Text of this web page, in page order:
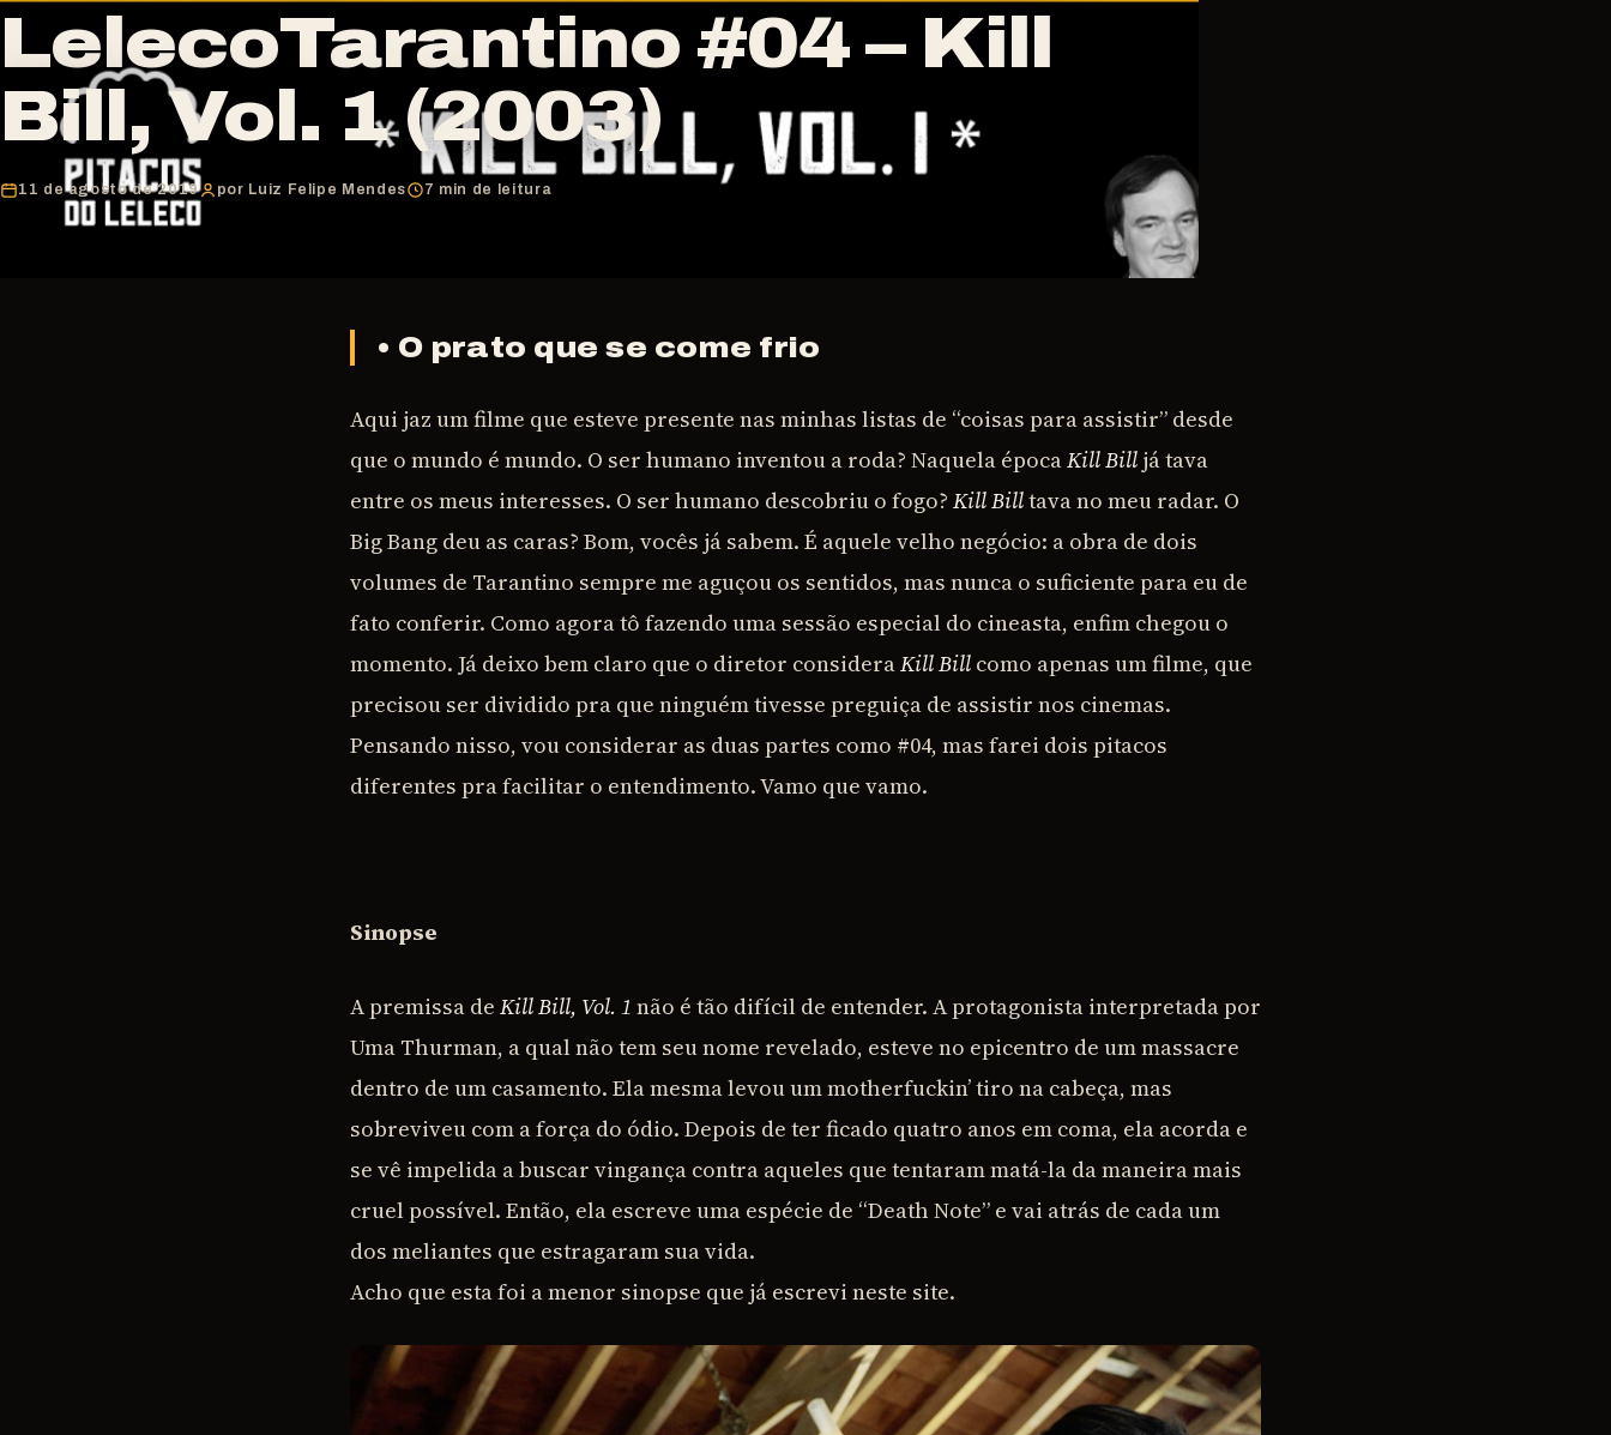
LelecoTarantino #04 – Kill
Bill, Vol. 1 (2003)
11 de agosto de 2019 por Luiz Felipe Mendes 7 min de leitura
• O prato que se come frio
Aqui jaz um filme que esteve presente nas minhas listas de “coisas para assistir” desde
que o mundo é mundo. O ser humano inventou a roda? Naquela épocaKill Bill já tava
entre os meus interesses. O ser humano descobriu o fogo? Kill Billtava no meu radar. O
Big Bang deu as caras? Bom, vocês já sabem. É aquele velho negócio: a obra de dois
volumes de Tarantino sempre me aguçou os sentidos, mas nunca o suficiente para eu de
fato conferir. Como agora tô fazendo uma sessão especial do cineasta, enfim chegou o
momento. Já deixo bem claro que o diretor consideraKill Bill como apenas um filme, que
precisou ser dividido pra que ninguém tivesse preguiça de assistir nos cinemas.
Pensando nisso, vou considerar as duas partes como #04, mas farei dois pitacos
diferentes pra facilitar o entendimento. Vamo que vamo.
Sinopse
A premissa de Kill Bill, Vol. 1 não é tão difícil de entender. A protagonista interpretada por
Uma Thurman, a qual não tem seu nome revelado, esteve no epicentro de um massacre
dentro de um casamento. Ela mesma levou um motherfuckin’ tiro na cabeça, mas
sobreviveu com a força do ódio. Depois de ter ficado quatro anos em coma, ela acorda e
se vê impelida a buscar vingança contra aqueles que tentaram matá-la da maneira mais
cruel possível. Então, ela escreve uma espécie de “Death Note” e vai atrás de cada um
dos meliantes que estragaram sua vida.
Acho que esta foi a menor sinopse que já escrevi neste site.